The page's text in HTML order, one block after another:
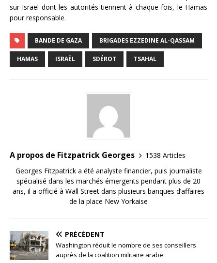
sur Israël dont les autorités tiennent à chaque fois, le Hamas
pour responsable.
BANDE DE GAZA BRIGADES EZZEDINE AL-QASSAM
HAMAS ISRAËL SDÉROT TSAHAL
A propos de Fitzpatrick Georges
1538 Articles
Georges Fitzpatrick a été analyste financier, puis journaliste
spécialisé dans les marchés émergents pendant plus de 20
ans, il a officié à Wall Street dans plusieurs banques d’affaires
de la place New Yorkaise
PRÉCÉDENT
Washington réduit le nombre de ses conseillers
auprès de la coalition militaire arabe